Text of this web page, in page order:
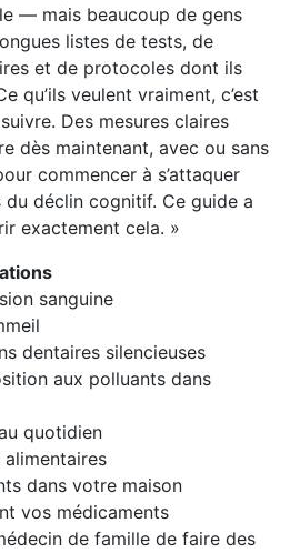
— mais beaucoup de gens
listes de tests, de
et de protocoles dont ils
qu’ils veulent vraiment, c’est
Des mesures claires
dès maintenant, avec ou sans
commencer à s’attaquer
déclin cognitif. Ce guide a
exactement cela. »
sanguine
dentaires silencieuses
aux polluants dans
quotidien
dans votre maison
vos médicaments
de famille de faire des